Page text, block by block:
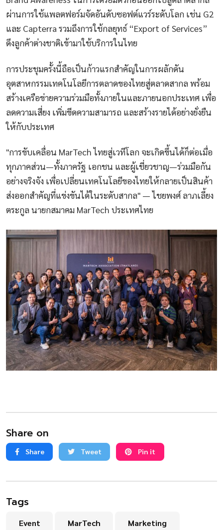
ผ่านการใช้แพลตฟอร์มจัดอันดับซอฟต์แวร์ระดับโลก เช่น G2
และ Capterra รวมถึงการใช้กลยุทธ์ “Export of Services”
ดึงลูกค้าต่างชาติเข้ามาใช้บริการในไทย
การประชุมครั้งนี้ถือเป็นก้าวแรกสำคัญในการผลักดัน
อุตสาหกรรมเทคโนโลยีการตลาดของไทยสู่ตลาดสากล พร้อม
สร้างเครือข่ายความร่วมมือทั้งภายในและภายนอกประเทศ เพื่อ
ลดความเสี่ยง เพิ่มขีดความสามารถ และสร้างรายได้อย่างยั่งยืน
ให้กับประเทศ
"การขับเคลื่อน MarTech ไทยสู่เวทีโลก จะเกิดขึ้นได้ก็ต่อเมื่อ
ทุกภาคส่วน—ทั้งภาครัฐ เอกชน และผู้เชี่ยวชาญ—ร่วมมือกัน
อย่างจริงจัง เพื่อเปลี่ยนเทคโนโลยีของไทยให้กลายเป็นสินค้า
ส่งออกสำคัญที่แข่งขันได้ในระดับสากล" — ไชยพงศ์ ลาภเลี้ยง
ตระกูล นายกสมาคม MarTech ประเทศไทย
Share on
Share Tweet Pin it
Tags
Event MarTech Marketing